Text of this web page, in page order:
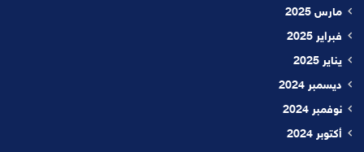
مارس 2025
فبراير 2025
يناير 2025
ديسمبر 2024
نوفمبر 2024
أكتوبر 2024